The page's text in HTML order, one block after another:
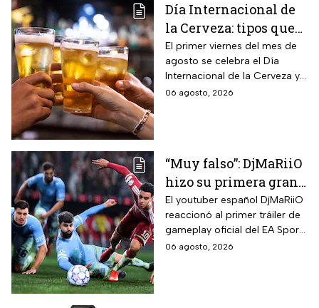
Día Internacional de
la Cerveza: tipos que
hay con base en su
sabor y fermentación
El primer viernes del mes de
agosto se celebra el Día
Internacional de la Cerveza y
si quieres celebrarlo
06 agosto, 2026
“Muy falso”: DjMaRiiO
hizo su primera gran
crítica al gameplay
del EA Sports FC 27
El youtuber español DjMaRiiO
reaccionó al primer tráiler de
gameplay oficial del EA Sports
FC 27 y remarcó algunas
06 agosto, 2026